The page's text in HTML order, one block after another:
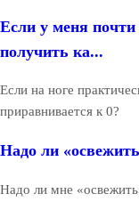
Если у меня почти
получить ка...
Если на ноге
приравнивается к 0?
Надо ли
Надо ли мне